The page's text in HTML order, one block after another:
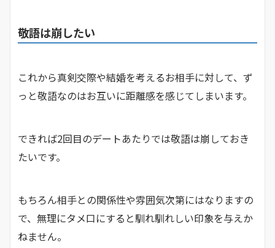
敬語は崩したい
これから真剣交際や結婚を考えるお相手に対して、ず
っと敬語なのはお互いに距離感を感じてしまいます。
できれば2回目のデートあたりでは敬語は崩しておき
たいです。
もちろん相手との関係性や雰囲気次第にはなりますの
で、無理にタメ口にすると馴れ馴れしい印象を与えか
ねません。